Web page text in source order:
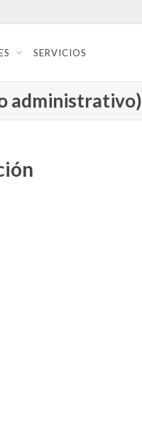
SERVICIOS
administrativo)